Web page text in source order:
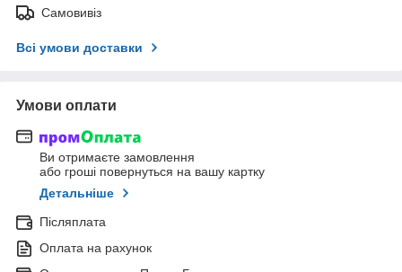
Самовивіз
Всі умови доставки
Умови оплати
Ви отримаєте замовлення
або гроші повернуться на вашу картку
Детальніше
Післяплата
Оплата на рахунок